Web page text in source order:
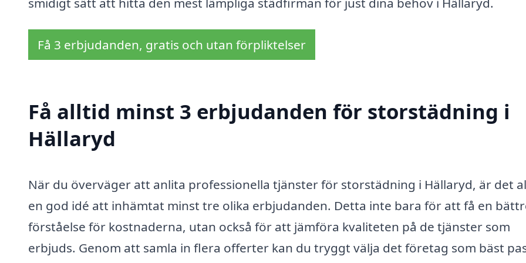
Få 3 erbjudanden, gratis och utan förpliktelser
Få alltid minst 3 erbjudanden för storstädning i
Hällaryd
När du överväger att anlita professionella tjänster för storstädning i Hällaryd, är det
en god idé att inhämtat minst tre olika erbjudanden. Detta inte bara för att få en
förståelse för kostnaderna, utan också för att jämföra kvaliteten på de tjänster som
erbjuds. Genom att samla in flera offerter kan du tryggt välja det företag som bäst